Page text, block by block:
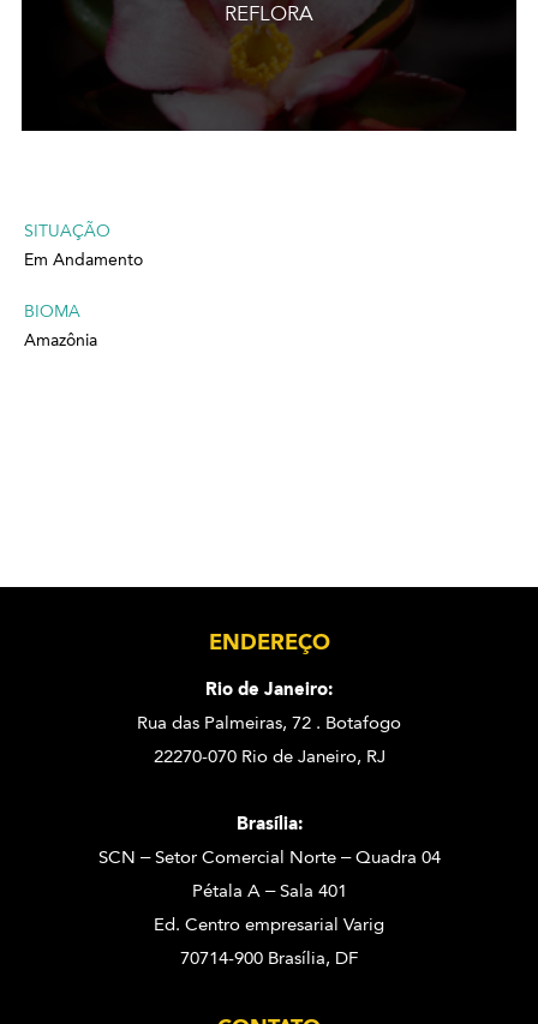
REFLORA
SITUAÇÃO
Em Andamento
BIOMA
Amazônia
ENDEREÇO
Rio de Janeiro:
Rua das Palmeiras, 72 . Botafogo
22270-070 Rio de Janeiro, RJ
Brasília:
SCN – Setor Comercial Norte – Quadra 04
Pétala A – Sala 401
Ed. Centro empresarial Varig
70714-900 Brasília, DF